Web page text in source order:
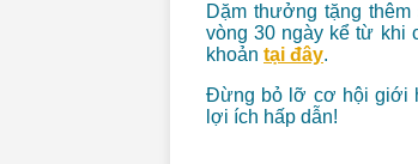
Dặm thưởng tặng
vòng 30 ngày kể từ khi
khoản tại đây.
Đừng bỏ lỡ cơ hội giới
lợi ích hấp dẫn!